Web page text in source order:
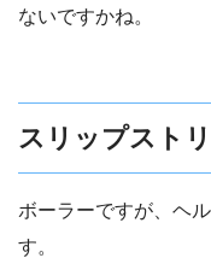
ないですかね。
スリップスト
ボーラーですが、ヘ
す。